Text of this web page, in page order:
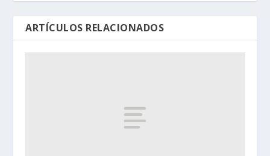
ARTÍCULOS RELACIONADOS